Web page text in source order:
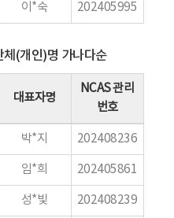
이*숙 202405995
체(개인)명 가나다순
대표자명
NCAS 관리
번호
박*지 202408236
임*희 202405861
성*빛 202408239